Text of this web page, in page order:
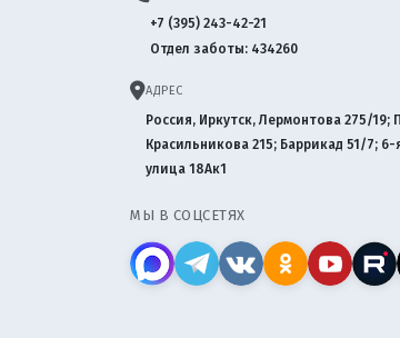
+7 (395) 243-42-21
Отдел заботы: 434260
АДРЕС
Россия, Иркутск, Лермонтова 275/19;
Красильникова 215; Баррикад 51/7; 6-
улица 18Ак1
МЫ В СОЦСЕТЯХ